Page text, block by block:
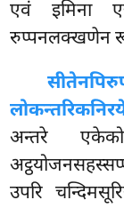
एवं इमिना
रुप्पनलक्खणेन
सीतेनपि
अन्तरे
उपरि